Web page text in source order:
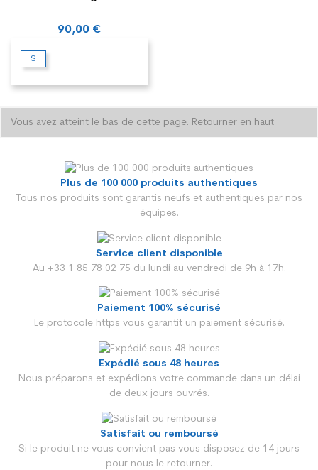
90,00 €
S
Vous avez atteint le bas de cette page. Retourner en haut
Plus de 100 000 produits authentiques
Tous nos produits sont garantis neufs et authentiques par nos
équipes.
Service client disponible
Au +33 1 85 78 02 75 du lundi au vendredi de 9h à 17h.
Paiement 100% sécurisé
Le protocole https vous garantit un paiement sécurisé.
Expédié sous 48 heures
Nous préparons et expédions votre commande dans un délai
de deux jours ouvrés.
Satisfait ou remboursé
Si le produit ne vous convient pas vous disposez de 14 jours
pour nous le retourner.